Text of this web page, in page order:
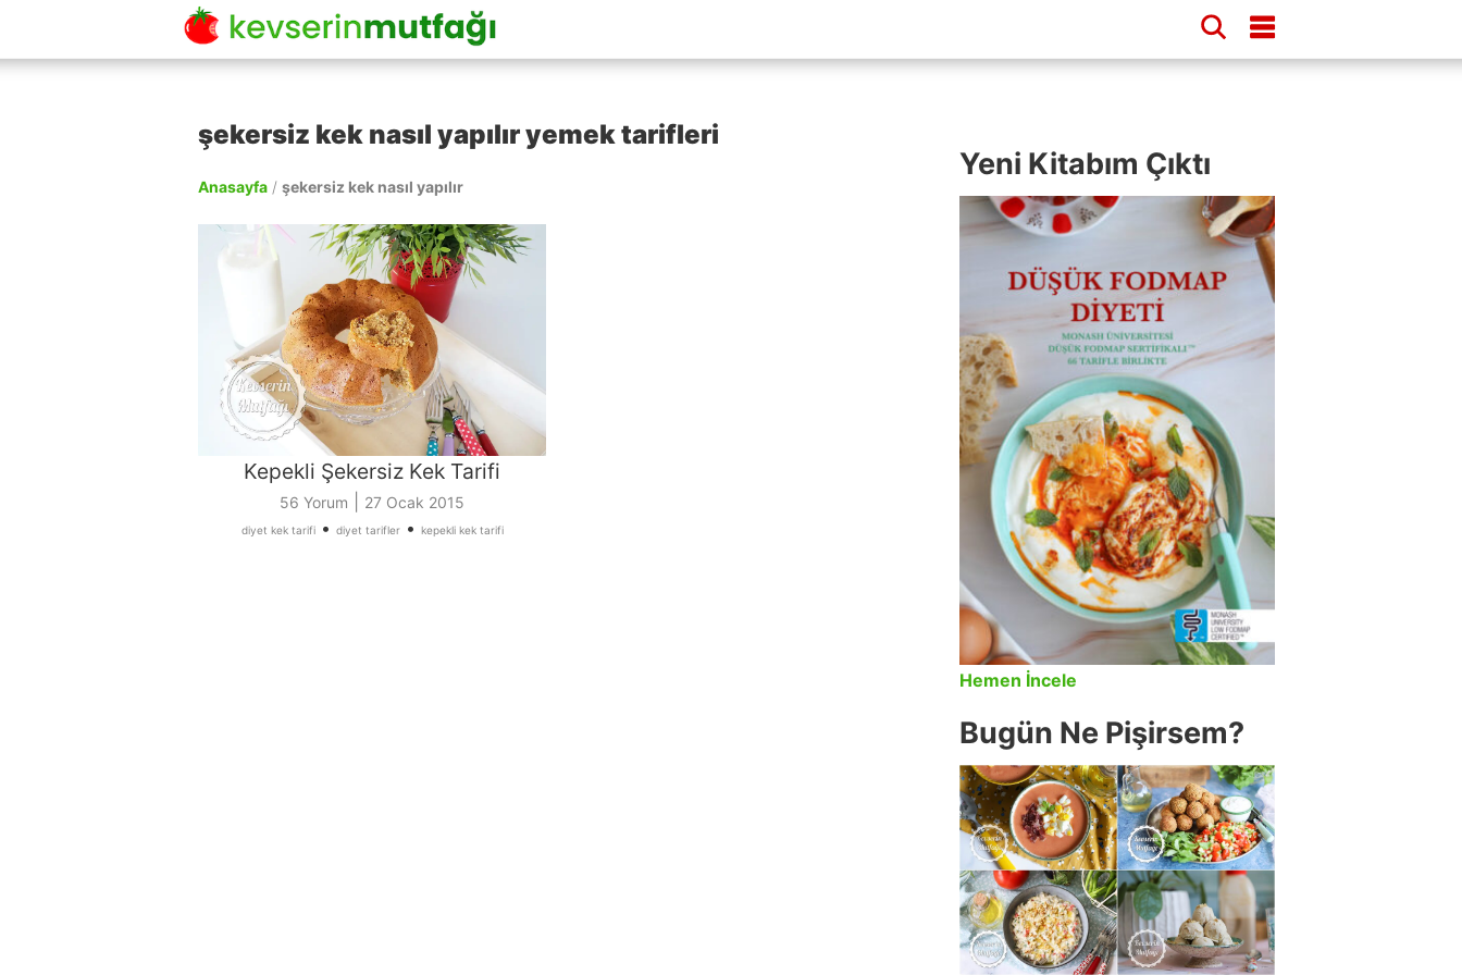
şekersiz kek nasıl yapılır yemek tarifleri
Anasayfa / şekersiz kek nasıl yapılır
Kepekli Şekersiz Kek Tarifi
56 Yorum 27 Ocak 2015
diyet kek tarifi• diyet tarifler• kepekli kek tarifi
Yeni Kitabım Çıktı
Hemen İncele
Bugün Ne Pişirsem?